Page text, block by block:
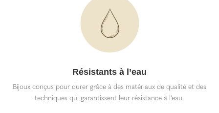
Résistants à l’eau
Bijoux conçus pour durer grâce à des matériaux de qualité et des
techniques qui garantissent leur résistance à l’eau.